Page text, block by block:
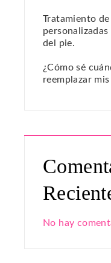
Tratamiento
del pie.
¿Cómo sé
reemplazar
No hay